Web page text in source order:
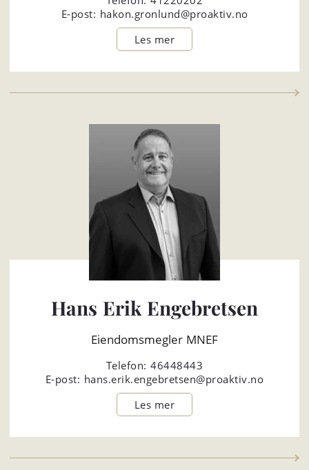
E-post: hakon.gronlund@proaktiv.no
Hans Erik Engebretsen
Eiendomsmegler MNEF
Telefon:46448443
E-post: hans.erik.engebretsen@proaktiv.no